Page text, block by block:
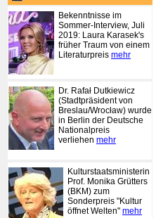
Bekenntnisse im
Sommer-Interview, Juli
2019: Laura Karasek's
früher Traum von einem
Literaturpreis mehr
Dr. Rafał Dutkiewicz
(Stadtpräsident von
Breslau/Wrocław) wurde
in Berlin der Deutsche
Nationalpreis
verliehen mehr
Kulturstaatsministerin
Prof. Monika Grütters
(BKM) zum
Sonderpreis "Kultur
öffnet Welten" mehr